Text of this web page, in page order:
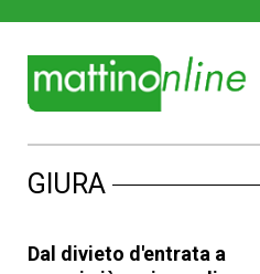
GIURA
Dal divieto d'entrata a